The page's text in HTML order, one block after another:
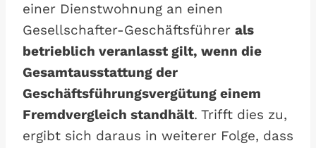
einer Dienstwohnung an einen
Gesellschafter-Geschäftsführer als
betrieblich veranlasst gilt, wenn die
Gesamtausstattung der
Geschäftsführungsvergütung einem
Fremdvergleich standhält. Trifft dies zu,
ergibt sich daraus in weiterer Folge, dass